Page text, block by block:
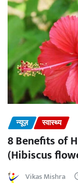
न्यूज़ स्वास्थ्य
8 Benefits of
(Hibiscus
Vikas Mishra